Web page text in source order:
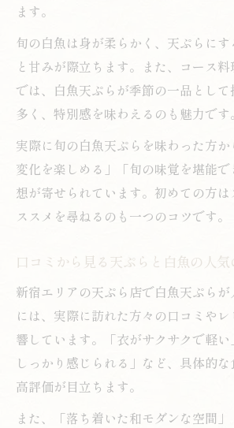
ます。
旬の白魚は身が柔らかく、天ぷらに
と甘みが際立ちます。また、コース
では、白魚天ぷらが季節の一品として
多く、特別感を味わえるのも魅力です。
実際に旬の白魚天ぷらを味わった方
変化を楽しめる」「旬の味覚を堪能
想が寄せられています。初めての方
ススメを尋ねるのも一つのコツです。
口コミから見る天ぷらと白魚の人気
新宿エリアの天ぷら店で白魚天ぷら
には、実際に訪れた方々の口コミや
響しています。「衣がサクサクで軽
しっかり感じられる」など、具体的
高評価が目立ちます。
また、「落ち着いた和モダンな空間